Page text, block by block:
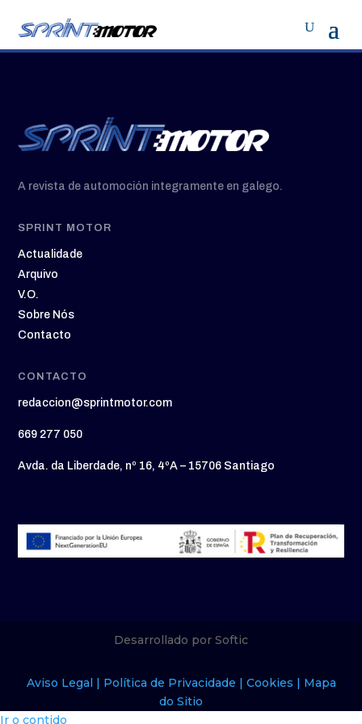
A revista de automoción integramente en galego.
SPRINT MOTOR
Actualidade
Arquivo
V.O.
Sobre Nós
Contacto
CONTACTO
redaccion@sprintmotor.com
669 277 050
Avda. da Liberdade, nº 16, 4ºA – 15706 Santiago
Desarrollado por Softic
Aviso Legal | Política de Privacidade | Cookies | Mapa
do Sitio
Ir o contido